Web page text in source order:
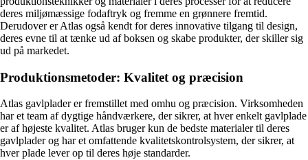
deres miljømæssige fodaftryk og fremme en grønnere fremtid.
Derudover er Atlas også kendt for deres innovative tilgang til design,
deres evne til at tænke ud af boksen og skabe produkter, der skiller sig
ud på markedet.
Produktionsmetoder: Kvalitet og præcision
Atlas gavlplader er fremstillet med omhu og præcision. Virksomheden
har et team af dygtige håndværkere, der sikrer, at hver enkelt gavlplade
er af højeste kvalitet. Atlas bruger kun de bedste materialer til deres
gavlplader og har et omfattende kvalitetskontrolsystem, der sikrer, at
hver plade lever op til deres høje standarder.